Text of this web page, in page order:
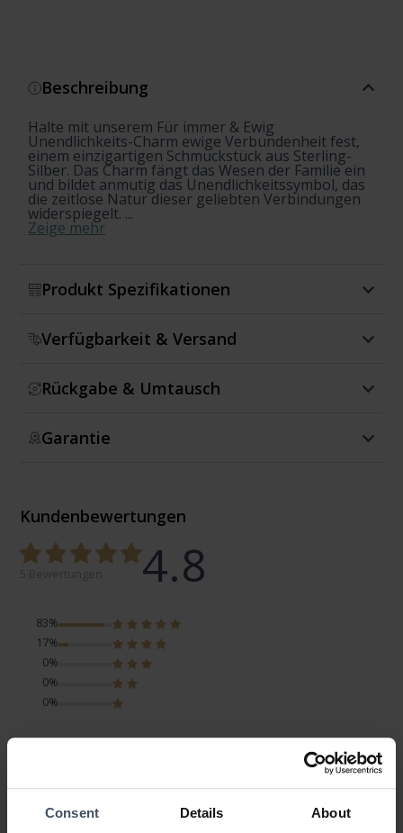
Consent Details About
Beschreibung
Halte mit unserem Für immer & Ewig
Unendlichkeits-Charm ewige Verbundenheit fest,
einem einzigartigen Schmuckstück aus Sterling-
Silber. Das Charm fängt das Wesen der Familie ein
und bildet anmutig das Unendlichkeitssymbol, das
die zeitlose Natur dieser geliebten Verbindungen
widerspiegelt. ...
Zeige mehr
Produkt Spezifikationen
Verfügbarkeit & Versand
Rückgabe & Umtausch
Garantie
Kundenbewertungen
4.8
83%
17%
0%
0%
0%
Kundenmeinung von Nicolina Samstag, 21. Februar 2026
DESIGN